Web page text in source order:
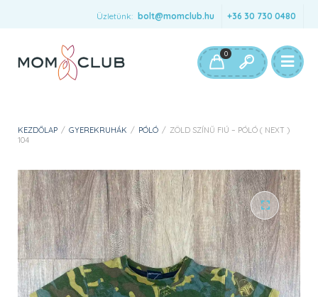
Üzletünk: bolt@momclub.hu +36 30 730 0480
0
KEZDŐLAP / GYEREKRUHÁK / PÓLÓ / ZÖLD SZÍNŰ FIÚ – PÓLÓ ( NEXT )
104